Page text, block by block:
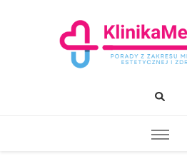
KlinikaMed.pl